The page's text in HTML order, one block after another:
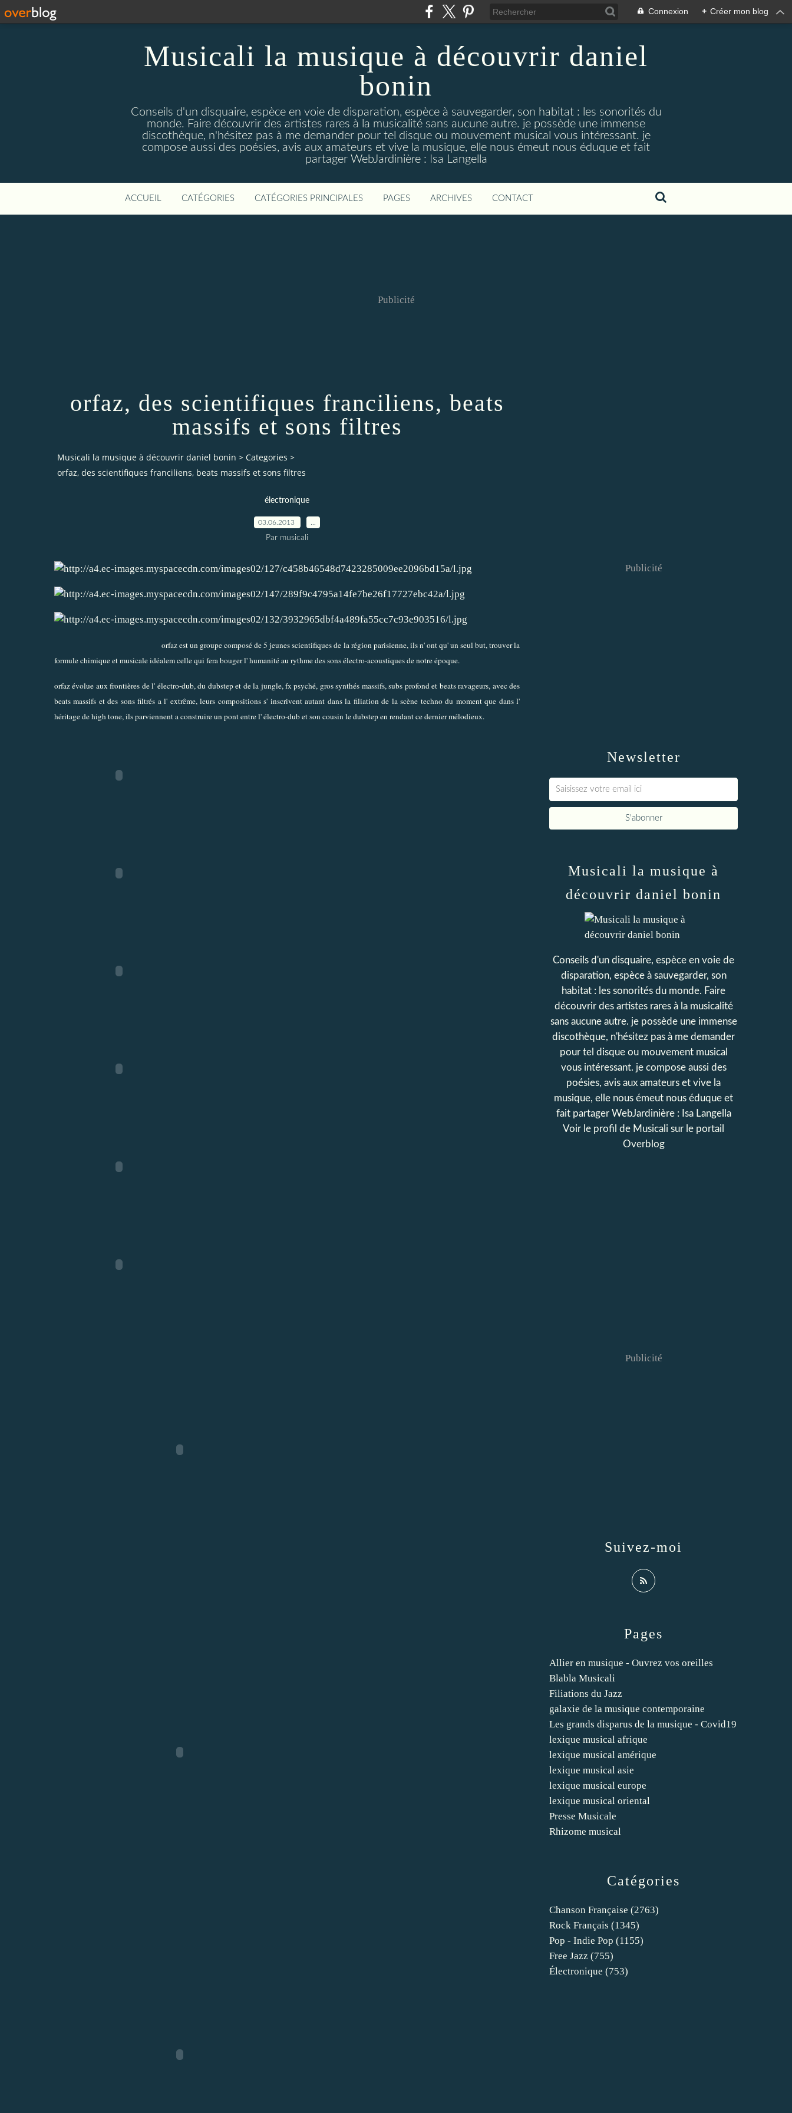
Connexion + Créer mon blog
Musicali la musique à découvrir daniel
bonin
Conseils d'un disquaire, espèce en voie de disparation, espèce à sauvegarder, son habitat : les sonorités du
monde. Faire découvrir des artistes rares à la musicalité sans aucune autre. je possède une immense
discothèque, n'hésitez pas à me demander pour tel disque ou mouvement musical vous intéressant. je
compose aussi des poésies, avis aux amateurs et vive la musique, elle nous émeut nous éduque et fait
partager WebJardinière : Isa Langella
ACCUEIL CATÉGORIES CATÉGORIES PRINCIPALES PAGES ARCHIVES CONTACT
Publicité
orfaz, des scientifiques franciliens, beats
massifs et sons filtres
Musicali la musique à découvrir daniel bonin > Categories >
orfaz, des scientifiques franciliens, beats massifs et sons filtres
électronique
03.06.2013
Par musicali
orfaz est un groupe composé de 5 jeunes scientifiques de la région parisienne, ils n' ont qu' un seul but, trouver la
formule chimique et musicale idéalem celle qui fera bouger l' humanité au rythme des sons électro-acoustiques de notre époque.
orfaz évolue aux frontières de l' électro-dub, du dubstep et de la jungle, fx psyché, gros synthés massifs, subs profond et beats ravageurs, avec des
beats massifs et des sons filtrés a l' extrême, leurs compositions s' inscrivent autant dans la filiation de la scène techno du moment que dans l'
héritage de high tone, ils parviennent a construire un pont entre l' électro-dub et son cousin le dubstep en rendant ce dernier mélodieux.
Newsletter
Publicité
Catégories
Chanson Française (2763)
Rock Français (1345)
Pop - Indie Pop (1155)
Free Jazz (755)
Électronique (753)
Pages
Allier en musique - Ouvrez vos oreilles
Blabla Musicali
Filiations du Jazz
galaxie de la musique contemporaine
Les grands disparus de la musique - Covid19
lexique musical afrique
lexique musical amérique
lexique musical asie
lexique musical europe
lexique musical oriental
Presse Musicale
Rhizome musical
Musicali la musique à
découvrir daniel bonin
Conseils d'un disquaire, espèce en voie de
disparation, espèce à sauvegarder, son
habitat : les sonorités du monde. Faire
découvrir des artistes rares à la musicalité
sans aucune autre. je possède une immense
discothèque, n'hésitez pas à me demander
pour tel disque ou mouvement musical
vous intéressant. je compose aussi des
poésies, avis aux amateurs et vive la
musique, elle nous émeut nous éduque et
fait partager WebJardinière : Isa Langella
Voir le profil de Musicali sur le portail
Overblog
Suivez-moi
Publicité